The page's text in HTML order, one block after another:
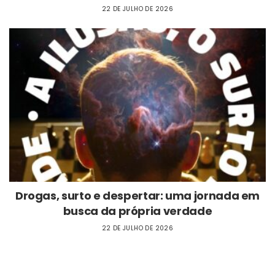
22 DE JULHO DE 2026
Drogas, surto e despertar: uma jornada em
busca da própria verdade
22 DE JULHO DE 2026